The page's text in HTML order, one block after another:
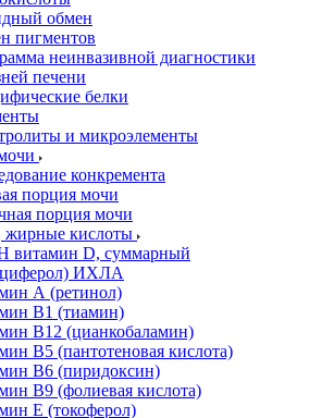
обмен
пигментов
неинвазивной диагностики
печени
белки
и микроэлементы
конкремента
порция мочи
порция мочи
кислоты
витамин D, суммарный
ИХЛА
А (ретинол)
В1 (тиамин)
В12 (цианкобаламин)
В5 (пантотеновая кислота)
В6 (пиридоксин)
В9 (фолиевая кислота)
Е (токоферол)